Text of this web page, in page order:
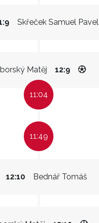
Skřeček Samuel Pavel
Matěj 12:9
11:04
11:49
Bednář Tomáš
12:10